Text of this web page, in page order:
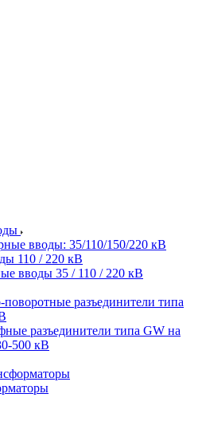
вводы: 35/110/150/220 кВ
110 / 220 кВ
вводы 35 / 110 / 220 кВ
поворотные разъединители типа
разъединители типа GW на
500 кВ